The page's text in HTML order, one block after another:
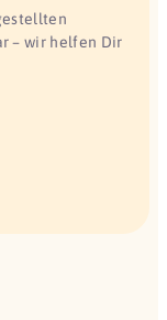
– wir helfen Dir